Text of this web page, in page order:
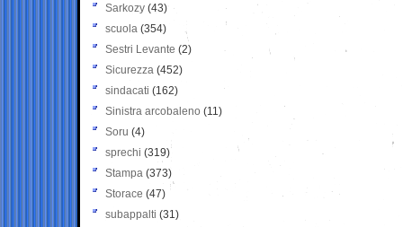
Sarkozy (43)
scuola (354)
Sestri Levante (2)
Sicurezza (452)
sindacati (162)
Sinistra arcobaleno (11)
Soru (4)
sprechi (319)
Stampa (373)
Storace (47)
subappalti (31)